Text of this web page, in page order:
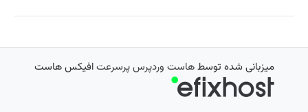
میزبانی شده توسطهاست وردپرس پرسرعتافیکس هاست